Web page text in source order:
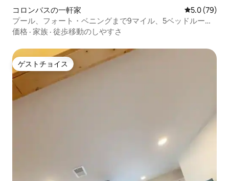
コロンバスの一軒家 レビュー79
5.0 (79)
プール、フォート・ベニングまで9マイル、5ベッドルー
ム、バーベキュー、暖炉、ゲーム
価格 · 家族 · 徒歩移動のしやすさ
ゲストチョイス
ゲストチョイス